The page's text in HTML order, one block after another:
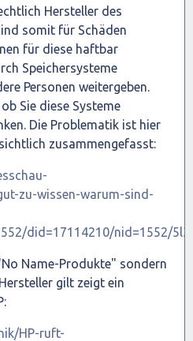
Hersteller des
somit für Schäden
für diese haftbar
Speichersysteme
Personen weitergeben.
Sie diese Systeme
Die Problematik ist hier
zusammengefasst:
zu-wissen-warum-sind-
did=17114210/nid=1552/
Name-Produkte" sondern
gilt zeigt ein
HP-ruft-